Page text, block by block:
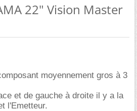
22" Vision Master
moyennement gros à 3
et de gauche à droite il y a la
l'Emetteur.